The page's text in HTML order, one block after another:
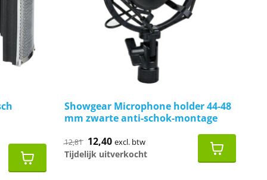
Showgear Microphone holder 44-48
mm zwarte anti-schok-montage
12,81 Oorspronkelijke
prijs
was:
12,40Huidige
prijs
is:
excl. btw
Tijdelijk uitverkocht